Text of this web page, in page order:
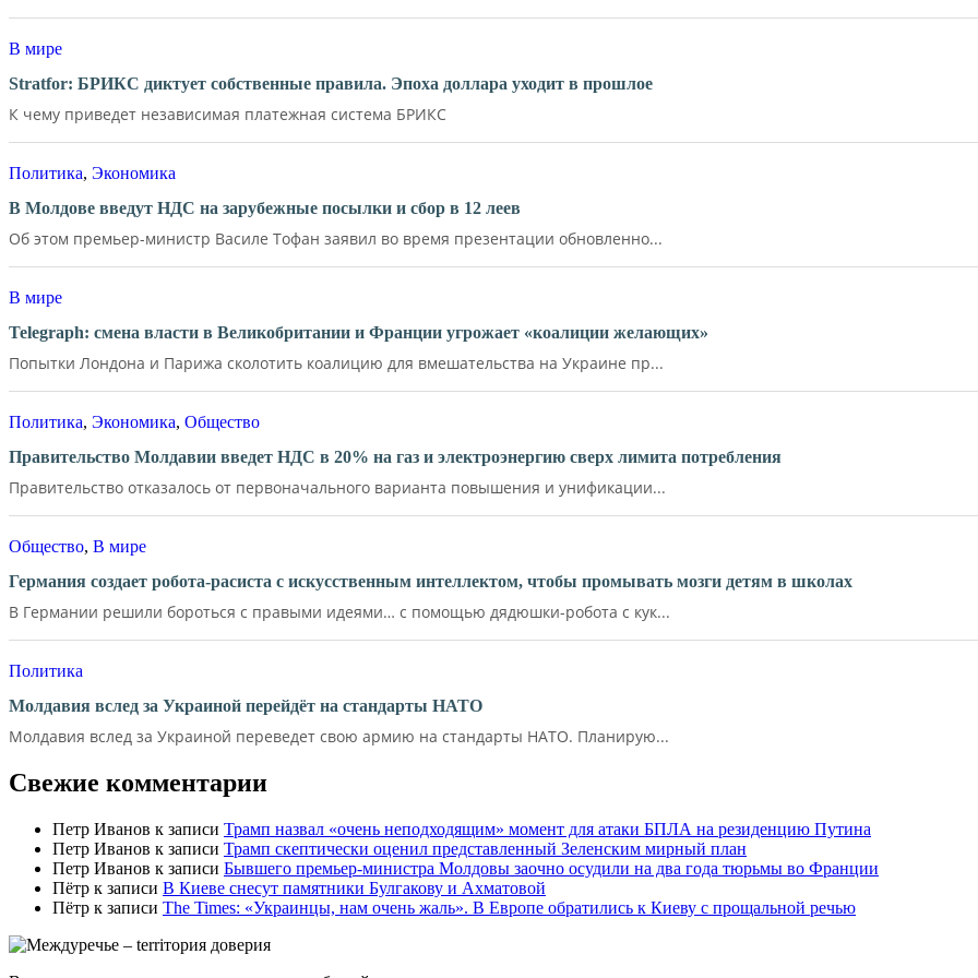
В мире
Stratfor: БРИКС диктует собственные правила. Эпоха доллара уходит в прошлое
К чему приведет независимая платежная система БРИКС
Политика, Экономика
В Молдове введут НДС на зарубежные посылки и сбор в 12 леев
Об этом премьер-министр Василе Тофан заявил во время презентации обновленно...
В мире
Telegraph: смена власти в Великобритании и Франции угрожает «коалиции желающих»
Попытки Лондона и Парижа сколотить коалицию для вмешательства на Украине пр...
Политика, Экономика, Общество
Правительство Молдавии введет НДС в 20% на газ и электроэнергию сверх лимита потребления
Правительство отказалось от первоначального варианта повышения и унификации...
Общество, В мире
Германия создает робота-расиста с искусственным интеллектом, чтобы промывать мозги детям в школах
В Германии решили бороться с правыми идеями… с помощью дядюшки-робота с кук...
Политика
Молдавия вслед за Украиной перейдёт на стандарты НАТО
Молдавия вслед за Украиной переведет свою армию на стандарты НАТО. Планирую...
Свежие комментарии
Петр Иванов к записи Трамп назвал «очень неподходящим» момент для атаки БПЛА на резиденцию Путина
Петр Иванов к записи Трамп скептически оценил представленный Зеленским мирный план
Петр Иванов к записи Бывшего премьер-министра Молдовы заочно осудили на два года тюрьмы во Франции
Пётр к записи В Киеве снесут памятники Булгакову и Ахматовой
Пётр к записи Тhe Times: «Украинцы, нам очень жаль». В Европе обратились к Киеву с прощальной речью